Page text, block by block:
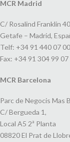
MCR Madrid
C/ Rosalind Franklin
Getafe – Madrid,
Telf: +34 91 440 07 00
Fax: +34 91 304 99 07
MCR Barcelona
Parc de Negocis Mas
C/ Bergueda 1,
Local A5 2ª Planta
08820 El Prat de